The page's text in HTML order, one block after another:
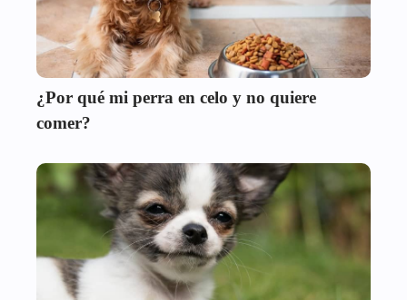
¿Por qué mi perra en celo y no quiere
comer?